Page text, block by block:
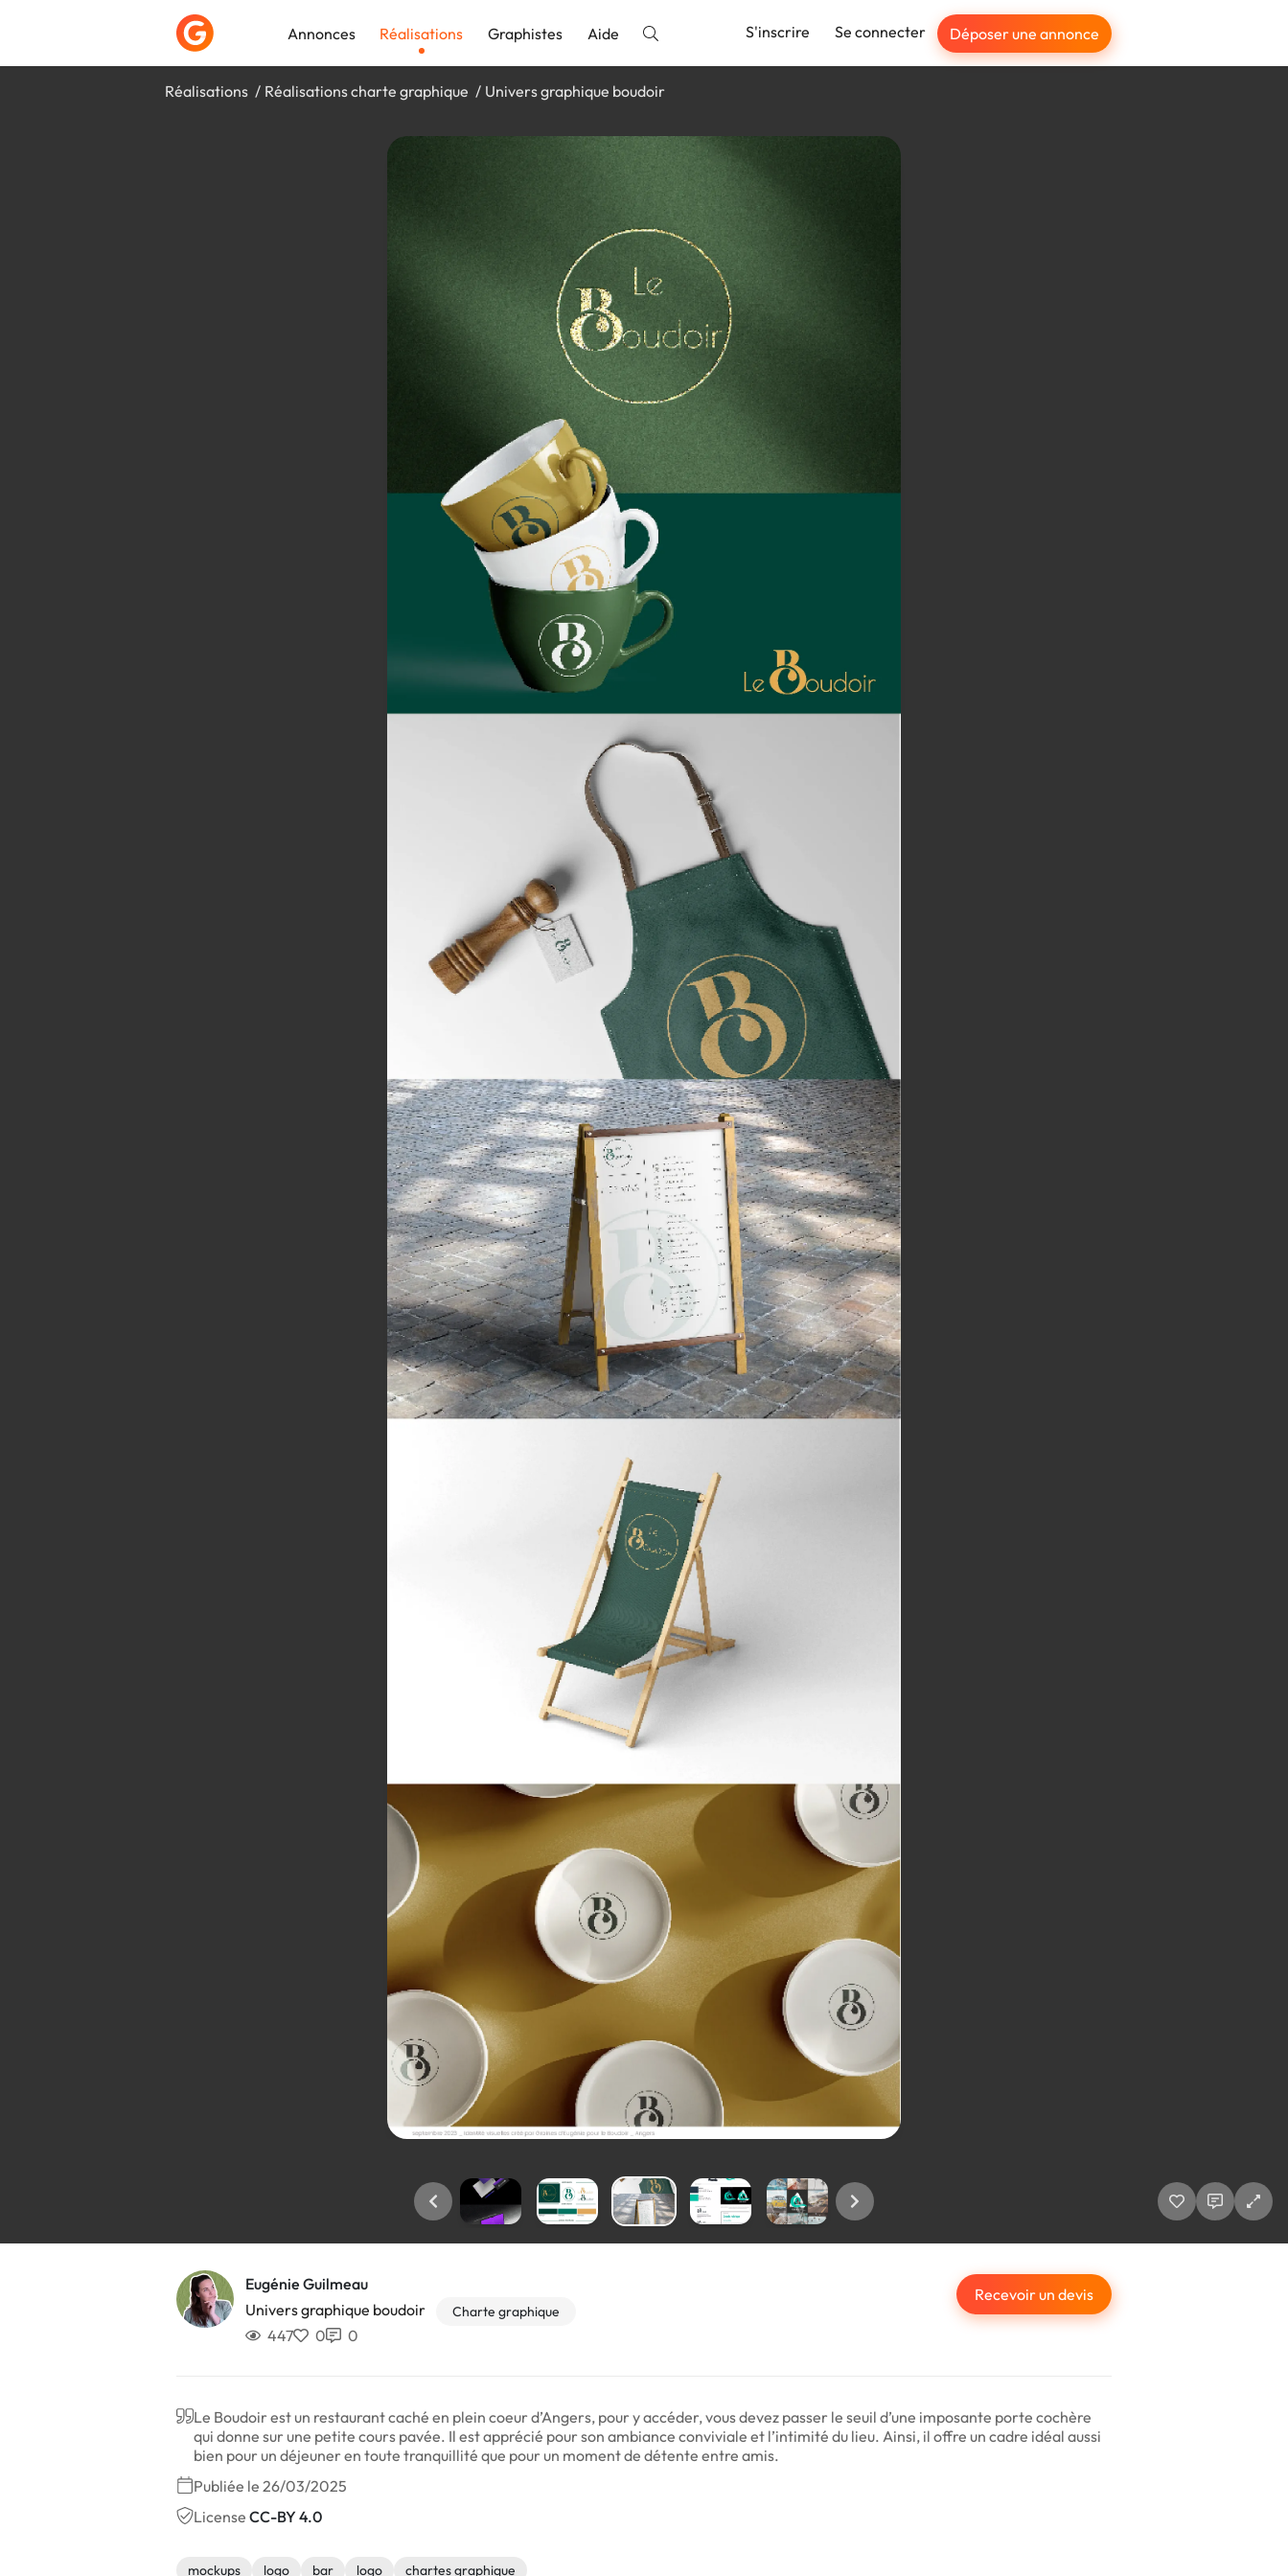
Annonces Réalisations Graphistes Aide S'inscrire Se connecter Déposer une annonce
Déposer une annonce
Réalisations Réalisations charte graphique Univers graphique boudoir
Eugénie Guilmeau
Univers graphique boudoir
Charte graphique
447 0 0
Recevoir un devis
Le Boudoir est un restaurant caché en plein coeur d’Angers, pour y accéder, vous devez passer le seuil d’une imposante porte cochère
qui donne sur une petite cours pavée. Il est apprécié pour son ambiance conviviale et l’intimité du lieu. Ainsi, il offre un cadre idéal aussi
bien pour un déjeuner en toute tranquillité que pour un moment de détente entre amis.
Publiée le 26/03/2025
License CC-BY 4.0
mockups logo bar logo chartes graphique